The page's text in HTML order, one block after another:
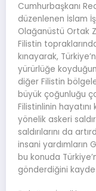
Cumhurbaşkanı
düzenlenen İslam
Olağanüstü Ortak
Filistin
kınayarak,
yürürlüğe
diğer Filistin
büyük çoğunluğu
Filistinlinin
yönelik askeri
saldırılarını da
insani yardımların
bu konuda
gönderdiğini